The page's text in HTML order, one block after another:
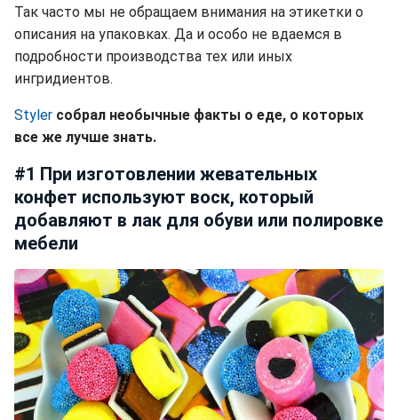
Так часто мы не обращаем внимания на этикетки о
описания на упаковках. Да и особо не вдаемся в
подробности производства тех или иных
ингридиентов.
Styler собрал необычные факты о еде, о которых
все же лучше знать.
#1 При изготовлении жевательных
конфет используют воск, который
добавляют в лак для обуви или полировке
мебели